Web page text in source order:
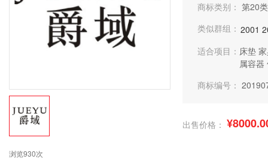
浏览930次
商标类别： 第20
类似群组： 2001
适合项目： 床垫
属容器
商标编号：
出售价格：